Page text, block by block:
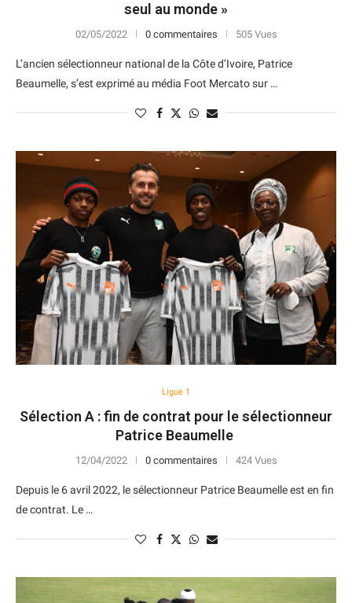
seul au monde »
02/05/2022 0 commentaires 505 Vues
L’ancien sélectionneur national de la Côte d’Ivoire, Patrice
Beaumelle, s’est exprimé au média Foot Mercato sur …
Ligue 1
Sélection A : fin de contrat pour le sélectionneur
Patrice Beaumelle
12/04/2022 0 commentaires 424 Vues
Depuis le 6 avril 2022, le sélectionneur Patrice Beaumelle est en fin
de contrat. Le …